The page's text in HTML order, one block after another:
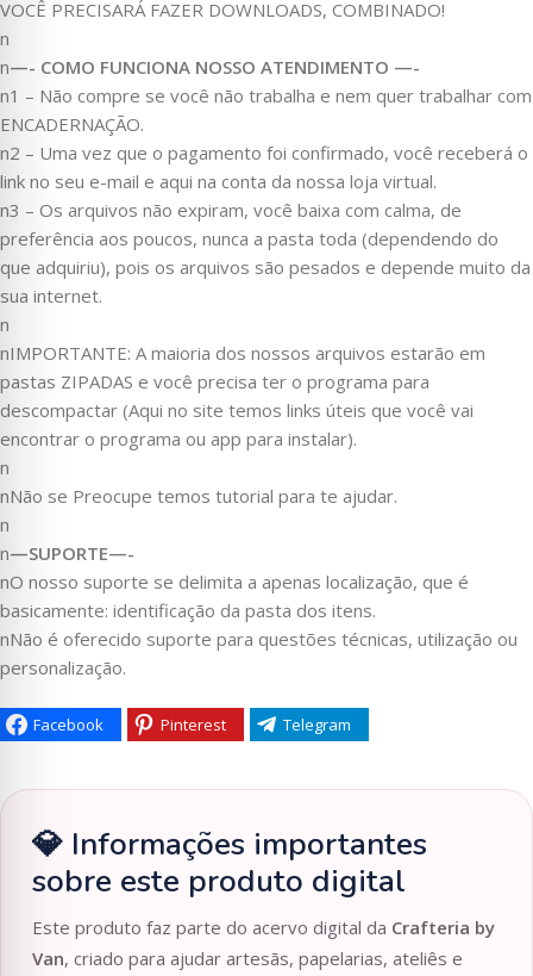
VOCÊ PRECISARÁ FAZER DOWNLOADS, COMBINADO!
n
n—- COMO FUNCIONA NOSSO ATENDIMENTO —-
n1 – Não compre se você não trabalha e nem quer trabalhar com
ENCADERNAÇÃO.
n2 – Uma vez que o pagamento foi confirmado, você receberá o
link no seu e-mail e aqui na conta da nossa loja virtual.
n3 – Os arquivos não expiram, você baixa com calma, de
preferência aos poucos, nunca a pasta toda (dependendo do
que adquiriu), pois os arquivos são pesados e depende muito da
sua internet.
n
nIMPORTANTE: A maioria dos nossos arquivos estarão em
pastas ZIPADAS e você precisa ter o programa para
descompactar (Aqui no site temos links úteis que você vai
encontrar o programa ou app para instalar).
n
nNão se Preocupe temos tutorial para te ajudar.
n
n—SUPORTE—-
nO nosso suporte se delimita a apenas localização, que é
basicamente: identificação da pasta dos itens.
nNão é oferecido suporte para questões técnicas, utilização ou
personalização.
Facebook Pinterest Telegram
💎 Informações importantes
sobre este produto digital
Este produto faz parte do acervo digital da Crafteria by
Van, criado para ajudar artesãs, papelarias, ateliês e